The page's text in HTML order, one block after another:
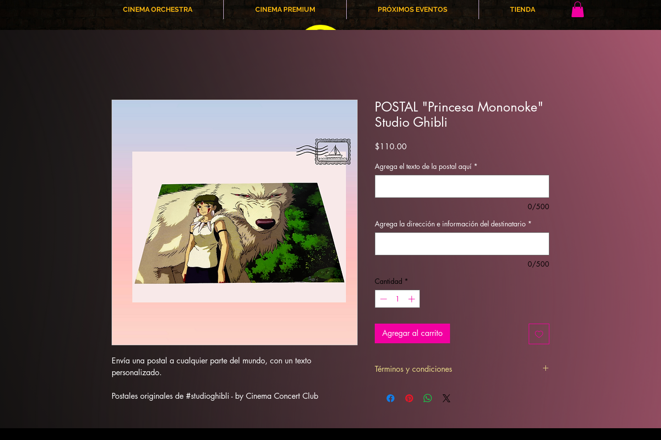
CINEMA ORCHESTRA CINEMA PREMIUM PRÓXIMOS EVENTOS TIENDA
Envía una postal a cualquier parte del mundo, con un texto
personalizado.
Postales originales de #studioghibli - by Cinema Concert Club
POSTAL "Princesa Mononoke"
Studio Ghibli
$110.00Precio
Agrega el texto de la postal aquí *
0/500
Agrega la dirección e información del destinatario *
0/500
Cantidad *
Agregar al carrito
Términos y condiciones